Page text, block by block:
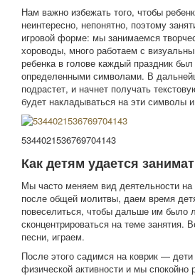
Нам важно избежать того, чтобы
неинтересно, непонятно, поэтому
игровой форме: мы занимаемся
хороводы, много работаем с
ребенка в голове каждый праздник был
определенными символами. В
подрастет, и начнет получать
будет накладываться на эти символы
5344021536769704143
Как детям удается
Мы часто меняем вид деятельности на
после общей молитвы, даем время
повеселиться, чтобы дальше им было
сконцентрироваться на теме занятия.
песни, играем.
После этого садимся на коврик —
физической активности и мы спокойно